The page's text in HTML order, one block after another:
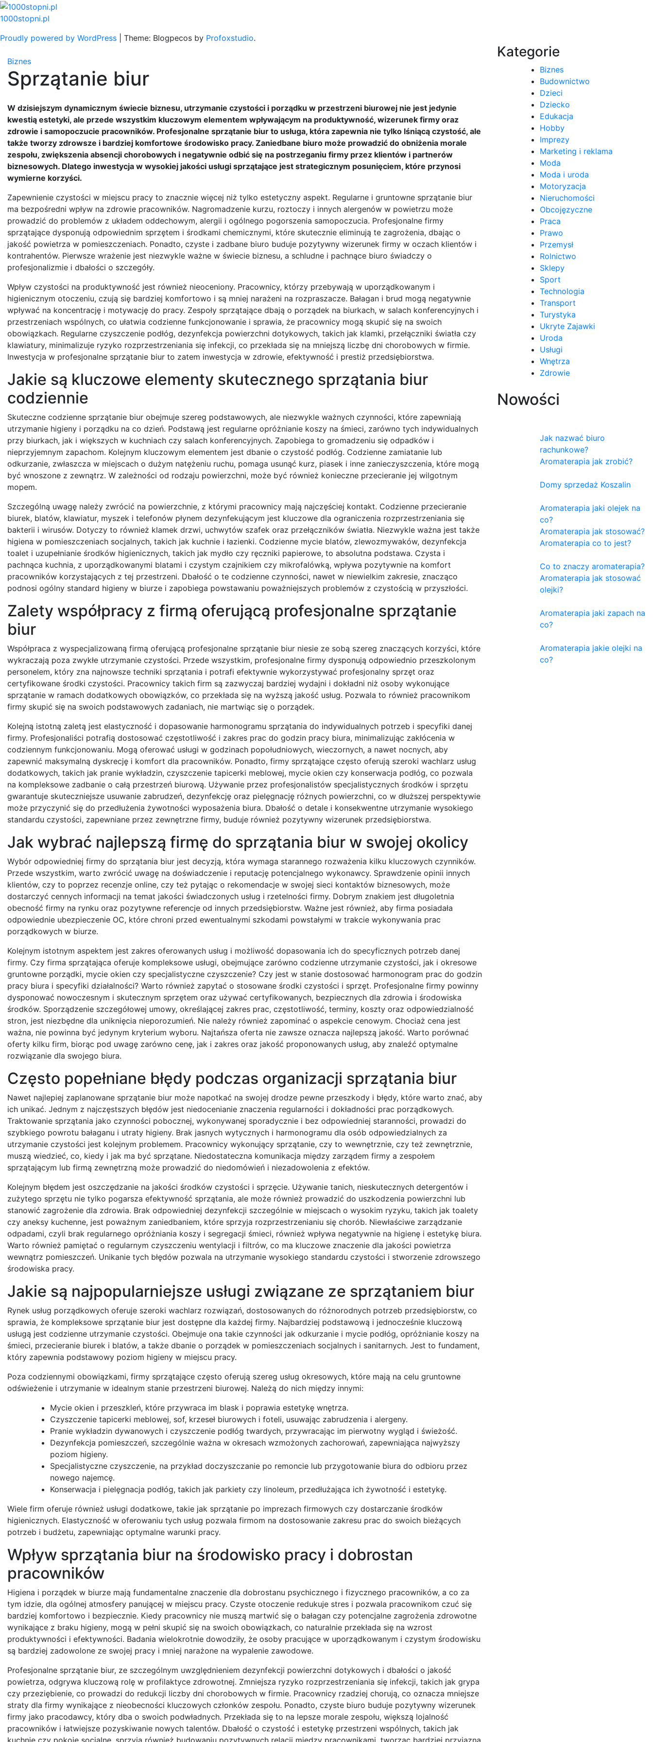
Skip
to
1000stopni.pl
Proudly powered by WordPress
Theme: Blogpecos by Profoxstudio.
Biznes
Sprzątanie biur
W dzisiejszym dynamicznym świecie biznesu, utrzymanie czystości i porządku w przestrzeni biurowej nie jest jedynie
kwestią estetyki, ale przede wszystkim kluczowym elementem wpływającym na produktywność, wizerunek firmy oraz
zdrowie i samopoczucie pracowników. Profesjonalne sprzątanie biur to usługa, która zapewnia nie tylko lśniącą czystość, ale
także tworzy zdrowsze i bardziej komfortowe środowisko pracy. Zaniedbane biuro może prowadzić do obniżenia morale
zespołu, zwiększenia absencji chorobowych i negatywnie odbić się na postrzeganiu firmy przez klientów i partnerów
biznesowych. Dlatego inwestycja w wysokiej jakości usługi sprzątające jest strategicznym posunięciem, które przynosi
wymierne korzyści.
Zapewnienie czystości w miejscu pracy to znacznie więcej niż tylko estetyczny aspekt. Regularne i gruntowne sprzątanie biur
ma bezpośredni wpływ na zdrowie pracowników. Nagromadzenie kurzu, roztoczy i innych alergenów w powietrzu może
prowadzić do problemów z układem oddechowym, alergii i ogólnego pogorszenia samopoczucia. Profesjonalne firmy
sprzątające dysponują odpowiednim sprzętem i środkami chemicznymi, które skutecznie eliminują te zagrożenia, dbając o
jakość powietrza w pomieszczeniach. Ponadto, czyste i zadbane biuro buduje pozytywny wizerunek firmy w oczach klientów i
kontrahentów. Pierwsze wrażenie jest niezwykle ważne w świecie biznesu, a schludne i pachnące biuro świadczy o
profesjonalizmie i dbałości o szczegóły.
Wpływ czystości na produktywność jest również nieoceniony. Pracownicy, którzy przebywają w uporządkowanym i
higienicznym otoczeniu, czują się bardziej komfortowo i są mniej narażeni na rozpraszacze. Bałagan i brud mogą negatywnie
wpływać na koncentrację i motywację do pracy. Zespoły sprzątające dbają o porządek na biurkach, w salach konferencyjnych i
przestrzeniach wspólnych, co ułatwia codzienne funkcjonowanie i sprawia, że pracownicy mogą skupić się na swoich
obowiązkach. Regularne czyszczenie podłóg, dezynfekcja powierzchni dotykowych, takich jak klamki, przełączniki światła czy
klawiatury, minimalizuje ryzyko rozprzestrzeniania się infekcji, co przekłada się na mniejszą liczbę dni chorobowych w firmie.
Inwestycja w profesjonalne sprzątanie biur to zatem inwestycja w zdrowie, efektywność i prestiż przedsiębiorstwa.
Jakie są kluczowe elementy skutecznego sprzątania biur
codziennie
Skuteczne codzienne sprzątanie biur obejmuje szereg podstawowych, ale niezwykle ważnych czynności, które zapewniają
utrzymanie higieny i porządku na co dzień. Podstawą jest regularne opróżnianie koszy na śmieci, zarówno tych indywidualnych
przy biurkach, jak i większych w kuchniach czy salach konferencyjnych. Zapobiega to gromadzeniu się odpadków i
nieprzyjemnym zapachom. Kolejnym kluczowym elementem jest dbanie o czystość podłóg. Codzienne zamiatanie lub
odkurzanie, zwłaszcza w miejscach o dużym natężeniu ruchu, pomaga usunąć kurz, piasek i inne zanieczyszczenia, które mogą
być wnoszone z zewnątrz. W zależności od rodzaju powierzchni, może być również konieczne przecieranie jej wilgotnym
mopem.
Szczególną uwagę należy zwrócić na powierzchnie, z którymi pracownicy mają najczęściej kontakt. Codzienne przecieranie
biurek, blatów, klawiatur, myszek i telefonów płynem dezynfekującym jest kluczowe dla ograniczenia rozprzestrzeniania się
bakterii i wirusów. Dotyczy to również klamek drzwi, uchwytów szafek oraz przełączników światła. Niezwykle ważna jest także
higiena w pomieszczeniach socjalnych, takich jak kuchnie i łazienki. Codzienne mycie blatów, zlewozmywaków, dezynfekcja
toalet i uzupełnianie środków higienicznych, takich jak mydło czy ręczniki papierowe, to absolutna podstawa. Czysta i
pachnąca kuchnia, z uporządkowanymi blatami i czystym czajnikiem czy mikrofalówką, wpływa pozytywnie na komfort
pracowników korzystających z tej przestrzeni. Dbałość o te codzienne czynności, nawet w niewielkim zakresie, znacząco
podnosi ogólny standard higieny w biurze i zapobiega powstawaniu poważniejszych problemów z czystością w przyszłości.
Zalety współpracy z firmą oferującą profesjonalne sprzątanie
biur
Współpraca z wyspecjalizowaną firmą oferującą profesjonalne sprzątanie biur niesie ze sobą szereg znaczących korzyści, które
wykraczają poza zwykłe utrzymanie czystości. Przede wszystkim, profesjonalne firmy dysponują odpowiednio przeszkolonym
personelem, który zna najnowsze techniki sprzątania i potrafi efektywnie wykorzystywać profesjonalny sprzęt oraz
certyfikowane środki czystości. Pracownicy takich firm są zazwyczaj bardziej wydajni i dokładni niż osoby wykonujące
sprzątanie w ramach dodatkowych obowiązków, co przekłada się na wyższą jakość usług. Pozwala to również pracownikom
firmy skupić się na swoich podstawowych zadaniach, nie martwiąc się o porządek.
Kolejną istotną zaletą jest elastyczność i dopasowanie harmonogramu sprzątania do indywidualnych potrzeb i specyfiki danej
firmy. Profesjonaliści potrafią dostosować częstotliwość i zakres prac do godzin pracy biura, minimalizując zakłócenia w
codziennym funkcjonowaniu. Mogą oferować usługi w godzinach popołudniowych, wieczornych, a nawet nocnych, aby
zapewnić maksymalną dyskrecję i komfort dla pracowników. Ponadto, firmy sprzątające często oferują szeroki wachlarz usług
dodatkowych, takich jak pranie wykładzin, czyszczenie tapicerki meblowej, mycie okien czy konserwacja podłóg, co pozwala
na kompleksowe zadbanie o całą przestrzeń biurową. Używanie przez profesjonalistów specjalistycznych środków i sprzętu
gwarantuje skuteczniejsze usuwanie zabrudzeń, dezynfekcję oraz pielęgnację różnych powierzchni, co w dłuższej perspektywie
może przyczynić się do przedłużenia żywotności wyposażenia biura. Dbałość o detale i konsekwentne utrzymanie wysokiego
standardu czystości, zapewniane przez zewnętrzne firmy, buduje również pozytywny wizerunek przedsiębiorstwa.
Jak wybrać najlepszą firmę do sprzątania biur w swojej okolicy
Wybór odpowiedniej firmy do sprzątania biur jest decyzją, która wymaga starannego rozważenia kilku kluczowych czynników.
Przede wszystkim, warto zwrócić uwagę na doświadczenie i reputację potencjalnego wykonawcy. Sprawdzenie opinii innych
klientów, czy to poprzez recenzje online, czy też pytając o rekomendacje w swojej sieci kontaktów biznesowych, może
dostarczyć cennych informacji na temat jakości świadczonych usług i rzetelności firmy. Dobrym znakiem jest długoletnia
obecność firmy na rynku oraz pozytywne referencje od innych przedsiębiorstw. Ważne jest również, aby firma posiadała
odpowiednie ubezpieczenie OC, które chroni przed ewentualnymi szkodami powstałymi w trakcie wykonywania prac
porządkowych w biurze.
Kolejnym istotnym aspektem jest zakres oferowanych usług i możliwość dopasowania ich do specyficznych potrzeb danej
firmy. Czy firma sprzątająca oferuje kompleksowe usługi, obejmujące zarówno codzienne utrzymanie czystości, jak i okresowe
gruntowne porządki, mycie okien czy specjalistyczne czyszczenie? Czy jest w stanie dostosować harmonogram prac do godzin
pracy biura i specyfiki działalności? Warto również zapytać o stosowane środki czystości i sprzęt. Profesjonalne firmy powinny
dysponować nowoczesnym i skutecznym sprzętem oraz używać certyfikowanych, bezpiecznych dla zdrowia i środowiska
środków. Sporządzenie szczegółowej umowy, określającej zakres prac, częstotliwość, terminy, koszty oraz odpowiedzialność
stron, jest niezbędne dla uniknięcia nieporozumień. Nie należy również zapominać o aspekcie cenowym. Chociaż cena jest
ważna, nie powinna być jedynym kryterium wyboru. Najtańsza oferta nie zawsze oznacza najlepszą jakość. Warto porównać
oferty kilku firm, biorąc pod uwagę zarówno cenę, jak i zakres oraz jakość proponowanych usług, aby znaleźć optymalne
rozwiązanie dla swojego biura.
Często popełniane błędy podczas organizacji sprzątania biur
Nawet najlepiej zaplanowane sprzątanie biur może napotkać na swojej drodze pewne przeszkody i błędy, które warto znać, aby
ich unikać. Jednym z najczęstszych błędów jest niedocenianie znaczenia regularności i dokładności prac porządkowych.
Traktowanie sprzątania jako czynności pobocznej, wykonywanej sporadycznie i bez odpowiedniej staranności, prowadzi do
szybkiego powrotu bałaganu i utraty higieny. Brak jasnych wytycznych i harmonogramu dla osób odpowiedzialnych za
utrzymanie czystości jest kolejnym problemem. Pracownicy wykonujący sprzątanie, czy to wewnętrznie, czy też zewnętrznie,
muszą wiedzieć, co, kiedy i jak ma być sprzątane. Niedostateczna komunikacja między zarządem firmy a zespołem
sprzątającym lub firmą zewnętrzną może prowadzić do niedomówień i niezadowolenia z efektów.
Kolejnym błędem jest oszczędzanie na jakości środków czystości i sprzęcie. Używanie tanich, nieskutecznych detergentów i
zużytego sprzętu nie tylko pogarsza efektywność sprzątania, ale może również prowadzić do uszkodzenia powierzchni lub
stanowić zagrożenie dla zdrowia. Brak odpowiedniej dezynfekcji szczególnie w miejscach o wysokim ryzyku, takich jak toalety
czy aneksy kuchenne, jest poważnym zaniedbaniem, które sprzyja rozprzestrzenianiu się chorób. Niewłaściwe zarządzanie
odpadami, czyli brak regularnego opróżniania koszy i segregacji śmieci, również wpływa negatywnie na higienę i estetykę biura.
Warto również pamiętać o regularnym czyszczeniu wentylacji i filtrów, co ma kluczowe znaczenie dla jakości powietrza
wewnątrz pomieszczeń. Unikanie tych błędów pozwala na utrzymanie wysokiego standardu czystości i stworzenie zdrowszego
środowiska pracy.
Jakie są najpopularniejsze usługi związane ze sprzątaniem biur
Rynek usług porządkowych oferuje szeroki wachlarz rozwiązań, dostosowanych do różnorodnych potrzeb przedsiębiorstw, co
sprawia, że kompleksowe sprzątanie biur jest dostępne dla każdej firmy. Najbardziej podstawową i jednocześnie kluczową
usługą jest codzienne utrzymanie czystości. Obejmuje ona takie czynności jak odkurzanie i mycie podłóg, opróżnianie koszy na
śmieci, przecieranie biurek i blatów, a także dbanie o porządek w pomieszczeniach socjalnych i sanitarnych. Jest to fundament,
który zapewnia podstawowy poziom higieny w miejscu pracy.
Poza codziennymi obowiązkami, firmy sprzątające często oferują szereg usług okresowych, które mają na celu gruntowne
odświeżenie i utrzymanie w idealnym stanie przestrzeni biurowej. Należą do nich między innymi:
Mycie okien i przeszkleń, które przywraca im blask i poprawia estetykę wnętrza.
Czyszczenie tapicerki meblowej, sof, krzeseł biurowych i foteli, usuwając zabrudzenia i alergeny.
Pranie wykładzin dywanowych i czyszczenie podłóg twardych, przywracając im pierwotny wygląd i świeżość.
Dezynfekcja pomieszczeń, szczególnie ważna w okresach wzmożonych zachorowań, zapewniająca najwyższy
poziom higieny.
Specjalistyczne czyszczenie, na przykład doczyszczanie po remoncie lub przygotowanie biura do odbioru przez
nowego najemcę.
Konserwacja i pielęgnacja podłóg, takich jak parkiety czy linoleum, przedłużająca ich żywotność i estetykę.
Wiele firm oferuje również usługi dodatkowe, takie jak sprzątanie po imprezach firmowych czy dostarczanie środków
higienicznych. Elastyczność w oferowaniu tych usług pozwala firmom na dostosowanie zakresu prac do swoich bieżących
potrzeb i budżetu, zapewniając optymalne warunki pracy.
Wpływ sprzątania biur na środowisko pracy i dobrostan
pracowników
Higiena i porządek w biurze mają fundamentalne znaczenie dla dobrostanu psychicznego i fizycznego pracowników, a co za
tym idzie, dla ogólnej atmosfery panującej w miejscu pracy. Czyste otoczenie redukuje stres i pozwala pracownikom czuć się
bardziej komfortowo i bezpiecznie. Kiedy pracownicy nie muszą martwić się o bałagan czy potencjalne zagrożenia zdrowotne
wynikające z braku higieny, mogą w pełni skupić się na swoich obowiązkach, co naturalnie przekłada się na wzrost
produktywności i efektywności. Badania wielokrotnie dowodziły, że osoby pracujące w uporządkowanym i czystym środowisku
są bardziej zadowolone ze swojej pracy i mniej narażone na wypalenie zawodowe.
Profesjonalne sprzątanie biur, ze szczególnym uwzględnieniem dezynfekcji powierzchni dotykowych i dbałości o jakość
powietrza, odgrywa kluczową rolę w profilaktyce zdrowotnej. Zmniejsza ryzyko rozprzestrzeniania się infekcji, takich jak grypa
czy przeziębienie, co prowadzi do redukcji liczby dni chorobowych w firmie. Pracownicy rzadziej chorują, co oznacza mniejsze
straty dla firmy wynikające z nieobecności kluczowych członków zespołu. Ponadto, czyste biuro buduje pozytywny wizerunek
firmy jako pracodawcy, który dba o swoich podwładnych. Przekłada się to na lepsze morale zespołu, większą lojalność
pracowników i łatwiejsze pozyskiwanie nowych talentów. Dbałość o czystość i estetykę przestrzeni wspólnych, takich jak
kuchnie czy pokoje socjalne, sprzyja również budowaniu pozytywnych relacji między pracownikami, tworząc bardziej przyjazną
Kategorie
Biznes
Budownictwo
Dzieci
Dziecko
Edukacja
Hobby
Imprezy
Marketing i reklama
Moda
Moda i uroda
Motoryzacja
Nieruchomości
Obcojęzyczne
Praca
Prawo
Przemysł
Rolnictwo
Sklepy
Sport
Technologia
Transport
Turystyka
Ukryte Zajawki
Uroda
Usługi
Wnętrza
Zdrowie
Nowości
Jak nazwać biuro
rachunkowe?
Aromaterapia jak zrobić?
Domy sprzedaż Koszalin
Aromaterapia jaki olejek na
co?
Aromaterapia jak stosować?
Aromaterapia co to jest?
Co to znaczy aromaterapia?
Aromaterapia jak stosować
olejki?
Aromaterapia jaki zapach na
co?
Aromaterapia jakie olejki na
co?